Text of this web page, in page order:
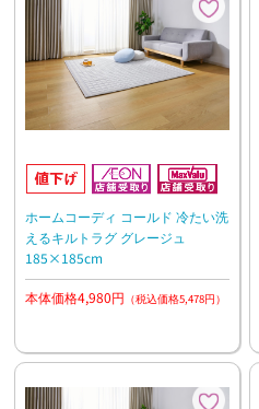
ホームコーディ コールド 冷たい洗
えるキルトラグ グレージュ
185×185cm
本体価格4,980円 （税込価格5,478円）